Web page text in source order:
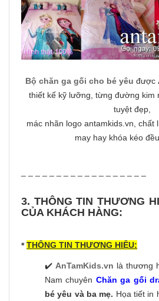
Bộ chăn ga gối cho bé yêu được
thiết kế kỹ lưỡng, từng đường kim
tuyệt đẹp,
mác nhãn logo antamkids.vn, chất
may hay khóa kéo
3. THÔNG TIN THƯƠNG
CỦA KHÁCH HÀNG:
*THÔNG TIN THƯƠNG HIỆU:
✔️AnTamKids.vn là thương
Nam chuyên Chăn ga gối
bé yêu và ba mẹ. Họa tiết in